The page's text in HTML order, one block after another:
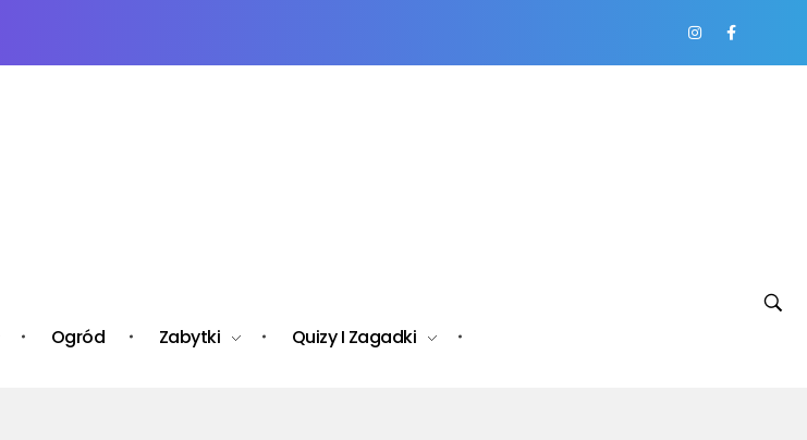
Ogród Zabytki
Quizy I Zagadki